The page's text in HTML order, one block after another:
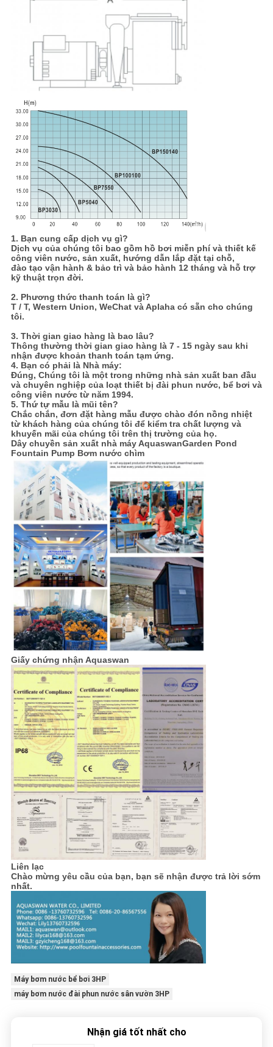
1. Bạn cung cấp dịch vụ gì?
Dịch vụ của chúng tôi bao gồm hồ bơi miễn phí và thiết kế
công viên nước, sản xuất, hướng dẫn lắp đặt tại chỗ,
đào tạo vận hành & bảo trì và bảo hành 12 tháng và hỗ trợ
kỹ thuật trọn đời.
2. Phương thức thanh toán là gì?
T / T, Western Union, WeChat và Aplaha có sẵn cho chúng
tôi.
3. Thời gian giao hàng là bao lâu?
Thông thường thời gian giao hàng là 7 - 15 ngày sau khi
nhận được khoản thanh toán tạm ứng.
4. Bạn có phải là Nhà máy:
Đúng, Chúng tôi là một trong những nhà sản xuất ban đầu
và chuyên nghiệp của loạt thiết bị đài phun nước, bể bơi và
công viên nước từ năm 1994.
5. Thứ tự mẫu là mũi tên?
Chắc chắn, đơn đặt hàng mẫu được chào đón nồng nhiệt
từ khách hàng của chúng tôi để kiểm tra chất lượng và
khuyến mãi của chúng tôi trên thị trường của họ.
Dây chuyền sản xuất nhà máy AquaswanGarden Pond
Fountain Pump Bơm nước chìm
Giấy chứng nhận Aquaswan
Liên lạc
Chào mừng yêu cầu của bạn, bạn sẽ nhận được trả lời sớm
nhất.
Máy bơm nước bể bơi 3HP
máy bơm nước đài phun nước sân vườn 3HP
Nhận giá tốt nhất cho